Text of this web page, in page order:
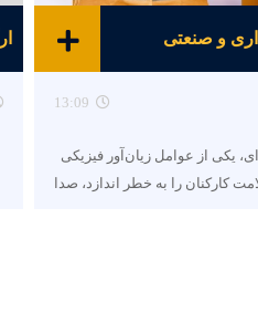
و صنعتی
13:09
یکی از عوامل زیان‌آور فیزیکی
کارکنان را به خطر اندازد، صدا